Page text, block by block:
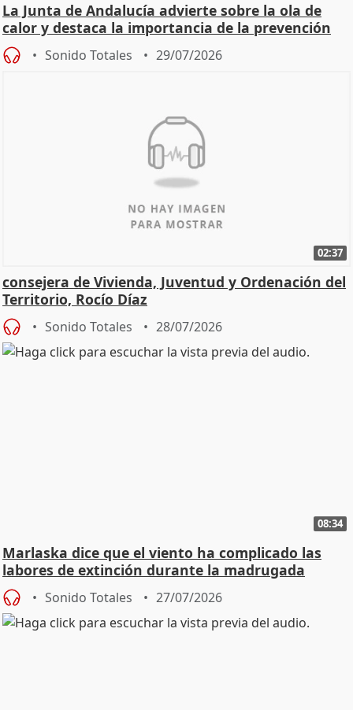
La Junta de Andalucía advierte sobre la ola de
calor y destaca la importancia de la prevención
Sonido Totales 29/07/2026
02:37
consejera de Vivienda, Juventud y Ordenación del
Territorio, Rocío Díaz
Sonido Totales 28/07/2026
08:34
Marlaska dice que el viento ha complicado las
labores de extinción durante la madrugada
Sonido Totales 27/07/2026